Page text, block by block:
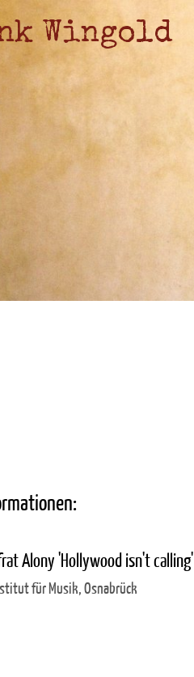
Wingold
Alony 'Hollywood isn't calling'
für Musik, Osnabrück